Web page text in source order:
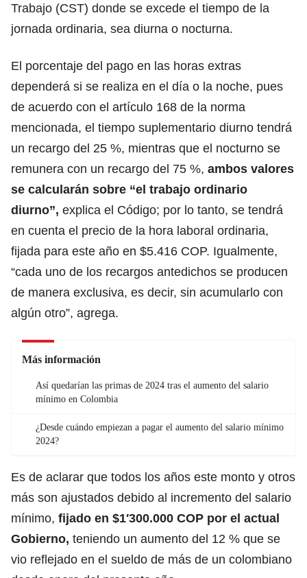
Trabajo (CST) donde se excede el tiempo de la
jornada ordinaria, sea diurna o nocturna.
El porcentaje del pago en las horas extras
dependerá si se realiza en el día o la noche, pues
de acuerdo con el artículo 168 de la norma
mencionada, el tiempo suplementario diurno tendrá
un recargo del 25 %, mientras que el nocturno se
remunera con un recargo del 75 %, ambos valores
se calcularán sobre “el trabajo ordinario
diurno”, explica el Código; por lo tanto, se tendrá
en cuenta el precio de la hora laboral ordinaria,
fijada para este año en $5.416 COP. Igualmente,
“cada uno de los recargos antedichos se producen
de manera exclusiva, es decir, sin acumularlo con
algún otro”, agrega.
Más información
Así quedarían las primas de 2024 tras el aumento del salario
mínimo en Colombia
¿Desde cuándo empiezan a pagar el aumento del salario mínimo
2024?
Es de aclarar que todos los años este monto y otros
más son ajustados debido al incremento del salario
mínimo, fijado en $1′300.000 COP por el actual
Gobierno, teniendo un aumento del 12 % que se
vio reflejado en el sueldo de más de un colombiano